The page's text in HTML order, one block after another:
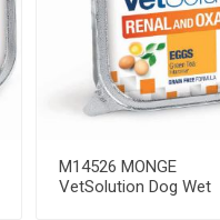
M14526 MONGE
VetSolution Dog Wet